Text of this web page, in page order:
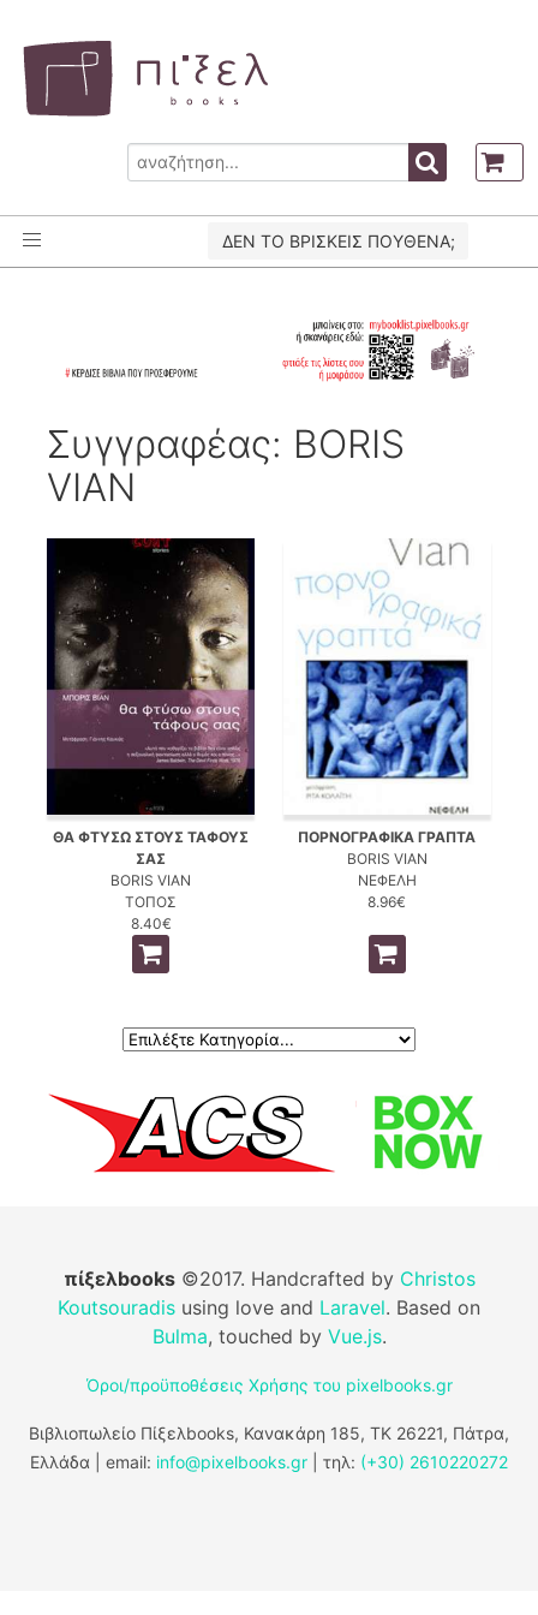
ΔΕΝ ΤΟ ΒΡΙΣΚΕΙΣ ΠΟΥΘΕΝΑ;
Συγγραφέας: BORIS
VIAN
ΘΑ ΦΤΥΣΩ ΣΤΟΥΣ ΤΑΦΟΥΣ
ΣΑΣ
BORIS VIAN
ΤΟΠΟΣ
8.40€
ΠΟΡΝΟΓΡΑΦΙΚΑ ΓΡΑΠΤΑ
BORIS VIAN
ΝΕΦΕΛΗ
8.96€
πίξελbooks©2017. Handcrafted by Christos
Koutsouradis using love and Laravel. Based on
Bulma, touched by Vue.js.
Όροι/προϋποθέσεις Χρήσης του pixelbooks.gr
Βιβλιοπωλείο Πίξελbooks, Κανακάρη 185, ΤΚ 26221, Πάτρα,
Ελλάδα | email: info@pixelbooks.gr | τηλ: (+30) 2610220272